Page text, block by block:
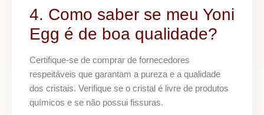
4. Como saber se meu Yoni
Egg é de boa qualidade?
Certifique-se de comprar de fornecedores
respeitáveis que garantam a pureza e a qualidade
dos cristais. Verifique se o cristal é livre de produtos
químicos e se não possui fissuras.